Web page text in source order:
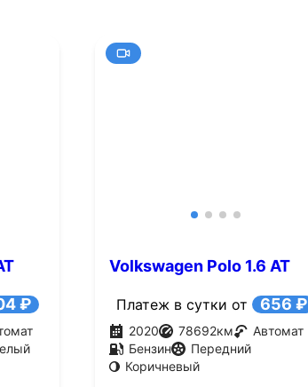
₽
Volkswagen Polo 1.6 AT
Платеж в сутки от 656 ₽
2020 78692км
Автомат
Бензин
Передний
Коричневый